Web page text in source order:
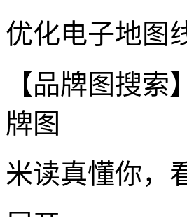
优化电子地图
【品牌图搜
牌图
米读真懂你，